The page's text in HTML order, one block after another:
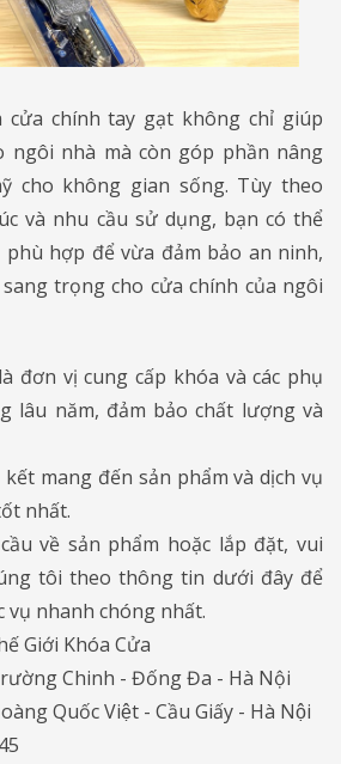
cửa chính tay gạt không chỉ giúp
ngôi nhà mà còn góp phần nâng
cho không gian sống. Tùy theo
và nhu cầu sử dụng, bạn có thể
hợp để vừa đảm bảo an ninh,
trọng cho cửa chính của ngôi
đơn vị cung cấp khóa và các phụ
lâu năm, đảm bảo chất lượng và
mang đến sản phẩm và dịch vụ
nhất.
về sản phẩm hoặc lắp đặt, vui
tôi theo thông tin dưới đây để
vụ nhanh chóng nhất.
Giới Khóa Cửa
Chinh - Đống Đa - Hà Nội
Quốc Việt - Cầu Giấy - Hà Nội